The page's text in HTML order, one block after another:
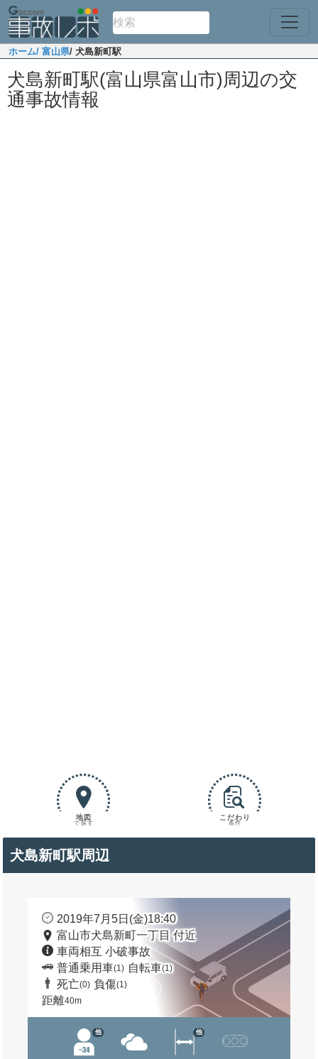
ホーム/ 富山県/ 犬島新町駅
犬島新町駅(富山県富山市)周辺の交
通事故情報
地図
で探す
こだわり
条件
犬島新町駅周辺
2019年7月5日(金)18:40
富山市犬島新町一丁目 付近
車両相互 小破事故
普通乗用車(1) 自転車(1)
死亡(0) 負傷(1)
距離40m
他 他